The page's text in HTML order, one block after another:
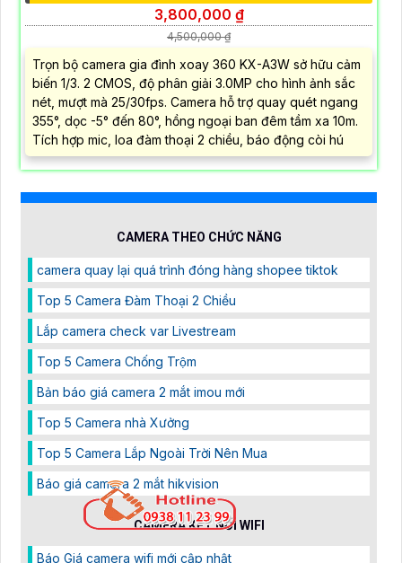
3,800,000 ₫
4,500,000 ₫
Trọn bộ camera gia đình xoay 360 KX-A3W sở hữu cảm
biến 1/3. 2 CMOS, độ phân giải 3.0MP cho hình ảnh sắc
nét, mượt mà 25/30fps. Camera hỗ trợ quay quét ngang
355°, dọc -5° đến 80°, hồng ngoại ban đêm tầm xa 10m.
Tích hợp mic, loa đàm thoại 2 chiều, báo động còi hú
CAMERA THEO CHỨC NĂNG
camera quay lại quá trình đóng hàng shopee tiktok
Top 5 Camera Đàm Thoại 2 Chiều
Lắp camera check var Livestream
Top 5 Camera Chống Trộm
Bản báo giá camera 2 mắt imou mới
Top 5 Camera nhà Xưởng
Top 5 Camera Lắp Ngoài Trời Nên Mua
Báo giá camera 2 mắt hikvision
CAMERA KẾT NỐI WIFI
Báo Giá camera wifi mới cập nhật